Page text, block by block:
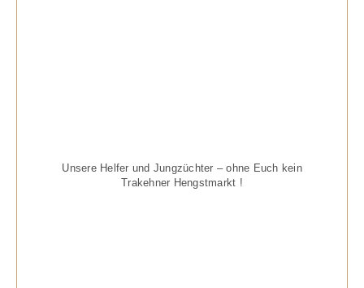
Unsere Helfer und Jungzüchter – ohne Euch kein
Trakehner Hengstmarkt !